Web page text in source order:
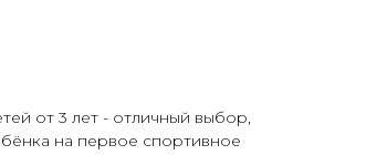
от 3 лет - отличный выбор,
на первое спортивное